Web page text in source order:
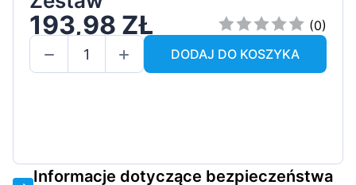
193,98 ZŁ
(0)
DODAJ DO KOSZYKA
Informacje dotyczące bezpieczeństwa